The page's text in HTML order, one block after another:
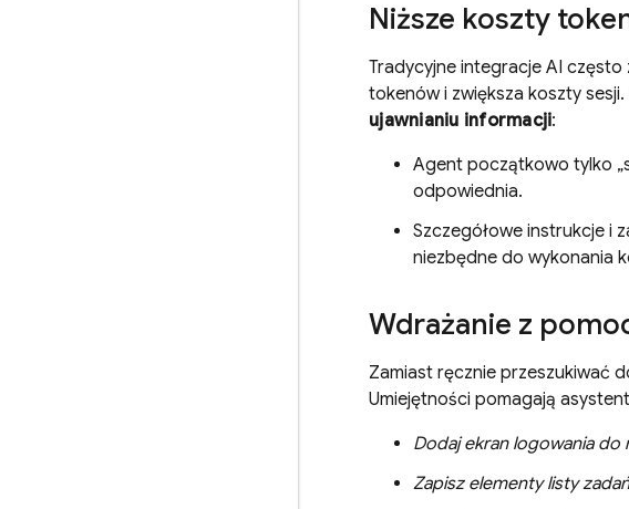
Niższe koszty
Tradycyjne integracje AI
tokenów i zwiększa koszty
ujawnianiu informacji:
Agent początkowo tylko
odpowiednia.
Szczegółowe instrukcje i
niezbędne do wykonania
Wdrażanie z
Zamiast ręcznie przeszukiwać
Umiejętności pomagają
Dodaj ekran logowania do
Zapisz elementy listy